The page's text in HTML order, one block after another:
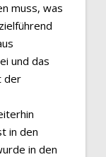
muss, was
und das
der
in den
in den